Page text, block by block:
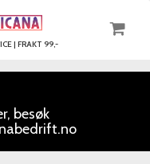
| FRAKT 99,-
besøk